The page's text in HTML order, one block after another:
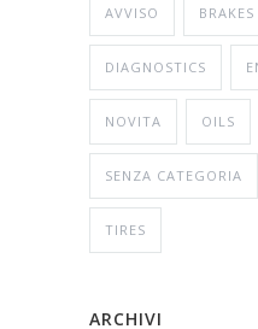
AVVISO BRAKES
DIAGNOSTICS
NOVITA OILS
SENZA CATEGORIA
TIRES
ARCHIVI